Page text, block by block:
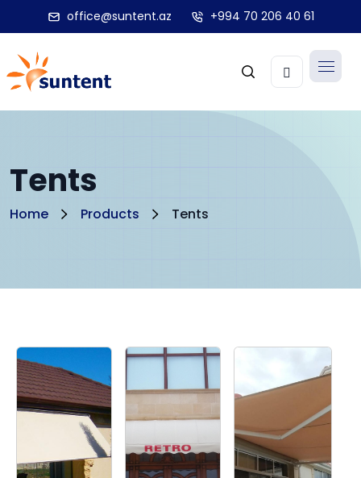
office@suntent.az +994 70 206 40 61
Tents
Home Products Tents